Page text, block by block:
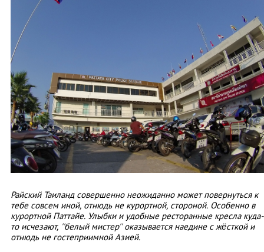
Райский Таиланд совершенно неожиданно может повернуться к
тебе совсем иной, отнюдь не курортной, стороной. Особенно в
курортной Паттайе. Улыбки и удобные ресторанные кресла куда-
то исчезают, ''белый мистер'' оказывается наедине с жёсткой и
отнюдь не гостеприимной Азией.